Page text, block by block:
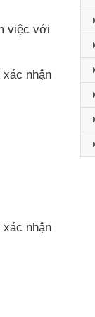
việc với
nhận
nhận